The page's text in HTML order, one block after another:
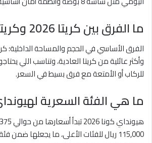
ما الفرق بين كريتا 2026 وكريتا جراند 2026؟
وأكثر عائلية من كريتا العادية، وتناسب اللي
للركاب أو الأمتعة مع فرق بسيط في السعر.
ما هي الفئة السعرية لهيونداي
115,000 ريال للفئات الأعلى، ما يجعلها